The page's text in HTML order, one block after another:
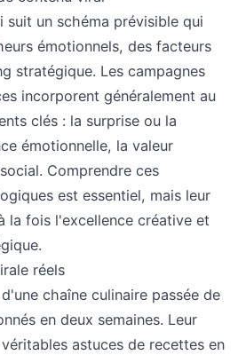
suit un schéma prévisible qui
émotionnels, des facteurs
stratégique. Les campagnes
incorporent généralement au
clés : la surprise ou la
émotionnelle, la valeur
Comprendre ces
est essentiel, mais leur
la fois l'excellence créative et
réels
chaîne culinaire passée de
en deux semaines. Leur
astuces de recettes en